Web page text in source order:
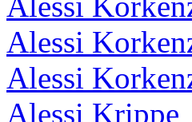
Alessi
Alessi
Alessi Krippe